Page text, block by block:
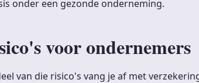
onder een gezonde onderneming.
voor ondernemers
van die risico's vang je af met